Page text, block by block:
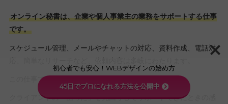
オンライン秘書は、企業や個人事業主の業務をサポートする仕事
です。
スケジュール管理、メールやチャットの対応、資料作成、電話対
応、簡単なリサーチなど、依頼内容は多岐にわたります。
この仕事では、正確さや丁寧さが求められます。
クライアントの「困った」を先回りしてサポートできたときの感
初心者でも安心！WEBデザインの始め方
45日でプロになれる方法を公開中